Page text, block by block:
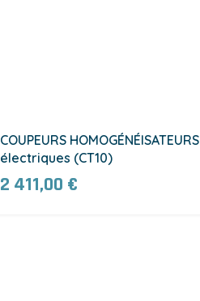
COUPEURS HOMOGÉNÉISATEURS
électriques (CT10)
2 411,00 €